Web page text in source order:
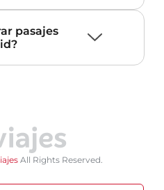
pasajes
All Rights Reserved.